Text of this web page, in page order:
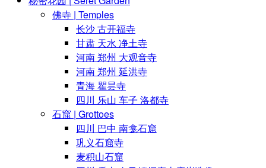
佛寺 | Temples
长沙 古开福寺
甘肃 天水 净土寺
河南 郑州 大观音寺
河南 郑州 延洪寺
青海 瞿昙寺
四川 乐山 车子 洛都寺
石窟 | Grottoes
四川 巴中 南龛石窟
巩义石窟寺
麦积山石窟